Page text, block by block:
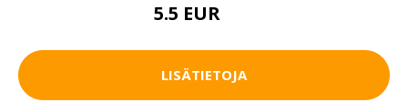
5.5 EUR
LISÄTIETOJA